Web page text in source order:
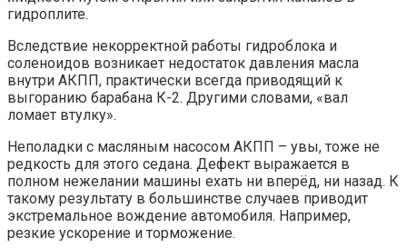
гидроплите.
Вследствие некорректной работы гидроблока и
соленоидов возникает недостаток давления масла
внутри АКПП, практически всегда приводящий к
выгоранию барабана К-2. Другими словами, «вал
ломает втулку».
Неполадки с масляным насосом АКПП – увы, тоже не
редкость для этого седана. Дефект выражается в
полном нежелании машины ехать ни вперёд, ни назад. К
такому результату в большинстве случаев приводит
экстремальное вождение автомобиля. Например,
резкие ускорение и торможение.